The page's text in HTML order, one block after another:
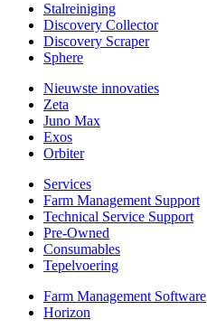
Stalreiniging
Discovery Collector
Discovery Scraper
Sphere
Nieuwste innovaties
Zeta
Juno Max
Exos
Orbiter
Services
Farm Management Support
Technical Service Support
Pre-Owned
Consumables
Tepelvoering
Farm Management Software
Horizon